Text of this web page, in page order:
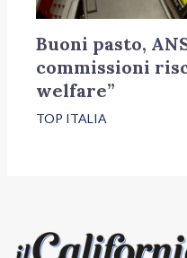
Buoni pasto,
commissioni
welfare”
TOP ITALIA